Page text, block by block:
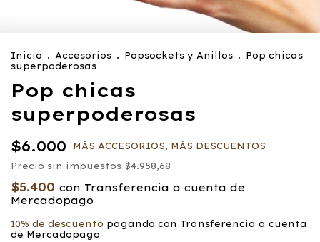
Inicio . Accesorios . Popsockets y Anillos . Pop chicas
superpoderosas
Pop chicas
superpoderosas
$6.000
MÁS ACCESORIOS, MÁS DESCUENTOS
Precio sin impuestos $4.958,68
$5.400 con Transferencia a cuenta de
Mercadopago
10% de descuento pagando con Transferencia a cuenta
de Mercadopago